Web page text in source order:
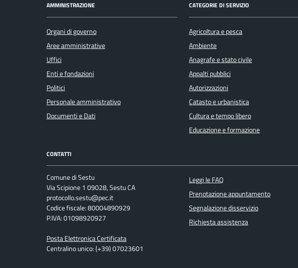
AMMINISTRAZIONE
Organi di governo
Aree amministrative
Uffici
Enti e fondazioni
Politici
Personale amministrativo
Documenti e Dati
CATEGORIE DI SERVIZIO
Agricoltura e pesca
Ambiente
Anagrafe e stato civile
Appalti pubblici
Autorizzazioni
Catasto e urbanistica
Cultura e tempo libero
Educazione e formazione
CONTATTI
Comune di Sestu
Via Scipione 1 09028, Sestu CA
protocollo.sestu@pec.it
Codice fiscale: 80004890929
P.IVA: 01098920927
Posta Elettronica Certificata
Centralino unico: (+39) 07023601
Leggi le FAQ
Prenotazione appuntamento
Segnalazione disservizio
Richiesta assistenza